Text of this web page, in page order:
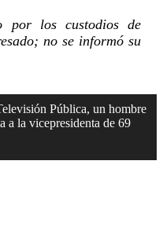
por los custodios de
no se informó su
Pública, un hombre
a la vicepresidenta de 69